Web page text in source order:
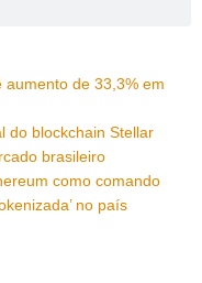
aumento de 33,3% em
do blockchain Stellar
brasileiro
como comando
no país